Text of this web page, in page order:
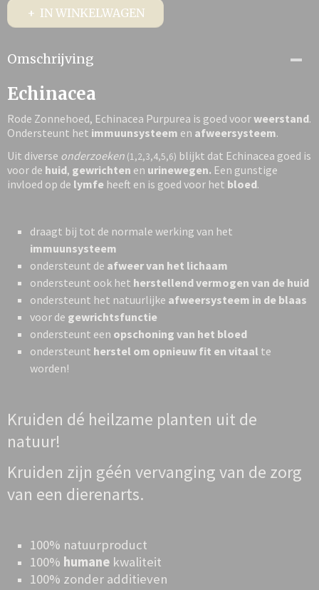
IN WINKELWAGEN
Omschrijving
Echinacea
Rode Zonnehoed, Echinacea Purpurea is goed voorweerstand.
Ondersteunt het immuunsysteem en afweersysteem.
Uit diverse onderzoeken (1,2,3,4,5,6) blijkt dat Echinacea goed is
voor de huid, gewrichten en urinewegen. Een gunstige
invloed op de lymfe heeft en is goed voor het bloed.
draagt bij tot de normale werking van het
immuunsysteem
ondersteunt de afweer van het lichaam
ondersteunt ook het herstellend vermogen van de huid
ondersteunt het natuurlijke afweersysteem in de blaas
voor de gewrichtsfunctie
ondersteunt een opschoning van het bloed
ondersteunt herstel om opnieuw fit en vitaal te
worden!
Kruiden dé heilzame planten uit de
natuur!
Kruiden zijn géén vervanging van de zorg
van een dierenarts.
100% natuurproduct
100% humane kwaliteit
100% zonder additieven